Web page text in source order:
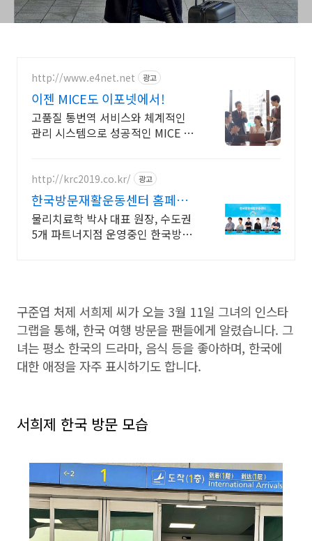
http://www.e4net.net 광고
이젠 MICE도 이포넷에서!
고품질 통번역 서비스와 체계적인
관리 시스템으로 성공적인 MICE 서
http://krc2019.co.kr/ 광고
한국방문재활운동센터 홈페이
지
물리치료학 박사 대표 원장, 수도권
5개 파트너지점 운영중인 한국방문
구준엽 처제 서희제 씨가 오늘 3월 11일 그녀의 인스타
그랩을 통해, 한국 여행 방문을 팬들에게 알렸습니다. 그
녀는 평소 한국의 드라마, 음식 등을 좋아하며, 한국에
대한 애정을 자주 표시하기도 합니다.
서희제 한국 방문 모습